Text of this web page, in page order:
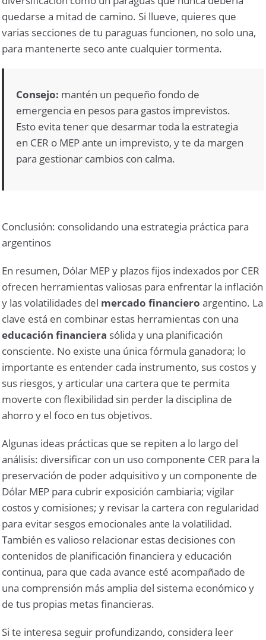
quedarse a mitad de camino. Si llueve, quieres que
varias secciones de tu paraguas funcionen, no solo una,
para mantenerte seco ante cualquier tormenta.
Consejo: mantén un pequeño fondo de
emergencia en pesos para gastos imprevistos.
Esto evita tener que desarmar toda la estrategia
en CER o MEP ante un imprevisto, y te da margen
para gestionar cambios con calma.
Conclusión: consolidando una estrategia práctica para
argentinos
En resumen, Dólar MEP y plazos fijos indexados por CER
ofrecen herramientas valiosas para enfrentar la inflación
y las volatilidades del mercado financiero argentino. La
clave está en combinar estas herramientas con una
educación financiera sólida y una planificación
consciente. No existe una única fórmula ganadora; lo
importante es entender cada instrumento, sus costos y
sus riesgos, y articular una cartera que te permita
moverte con flexibilidad sin perder la disciplina de
ahorro y el foco en tus objetivos.
Algunas ideas prácticas que se repiten a lo largo del
análisis: diversificar con un uso componente CER para la
preservación de poder adquisitivo y un componente de
Dólar MEP para cubrir exposición cambiaria; vigilar
costos y comisiones; y revisar la cartera con regularidad
para evitar sesgos emocionales ante la volatilidad.
También es valioso relacionar estas decisiones con
contenidos de planificación financiera y educación
continua, para que cada avance esté acompañado de
una comprensión más amplia del sistema económico y
de tus propias metas financieras.
Si te interesa seguir profundizando, considera leer